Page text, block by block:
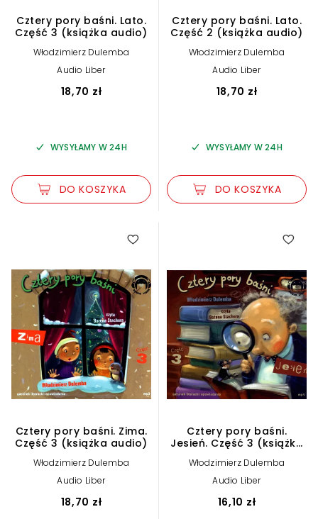
Cztery pory baśni. Lato.
Część 3 (książka audio)
Włodzimierz Dulemba
Audio Liber
18,70 zł
WYSYŁAMY W 24H
DO KOSZYKA
Cztery pory baśni. Lato.
Część 2 (książka audio)
Włodzimierz Dulemba
Audio Liber
18,70 zł
WYSYŁAMY W 24H
DO KOSZYKA
Cztery pory baśni. Zima.
Część 3 (książka audio)
Włodzimierz Dulemba
Audio Liber
18,70 zł
Cztery pory baśni.
Jesień. Część 3 (książka
Włodzimierz Dulemba
Audio Liber
16,10 zł